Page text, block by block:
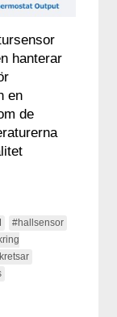
hanterar
en
de
#hallsensor